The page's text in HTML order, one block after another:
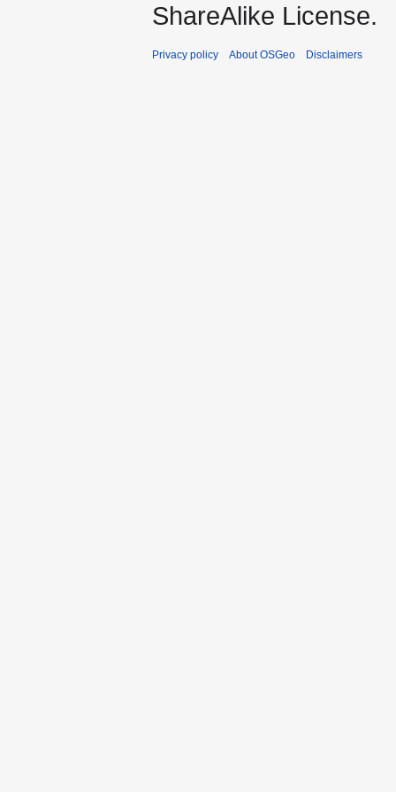
ShareAlike License.
Privacy policy About OSGeo Disclaimers